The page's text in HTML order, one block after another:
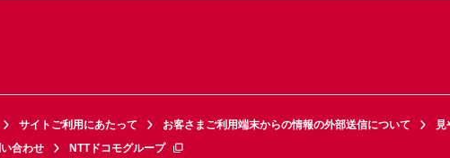
サイトご利用にあたって お客さまご利用端末からの情報の外部送信について
見
合わせ NTTドコモグループ